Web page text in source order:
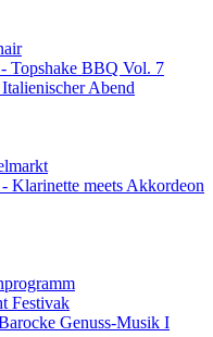
Topshake BBQ Vol. 7
Abend
Klarinette meets Akkordeon
Festivak
Genuss-Musik I